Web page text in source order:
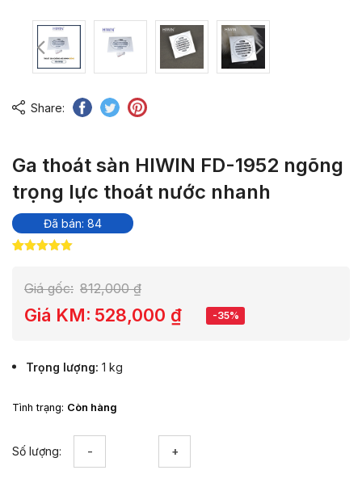
Share:
Ga thoát sàn HIWIN FD-1952 ngõng
trọng lực thoát nước nhanh
Đã bán: 84
đánh giá
Giá gốc: 812,000₫
Giá KM: 528,000 ₫ -35%
Trọng lượng 1 kg
Tình trạng: Còn hàng
Số lượng: